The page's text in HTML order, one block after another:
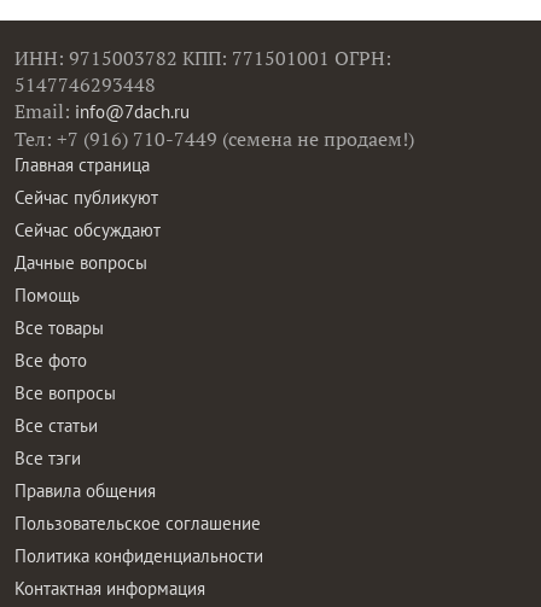
ИНН: 9715003782 КПП: 771501001 ОГРН:
5147746293448
Email: info@7dach.ru
Тел: +7 (916) 710-7449 (семена не продаем!)
Главная страница
Сейчас публикуют
Сейчас обсуждают
Дачные вопросы
Помощь
Все товары
Все фото
Все вопросы
Все статьи
Все тэги
Правила общения
Пользовательское соглашение
Политика конфиденциальности
Контактная информация